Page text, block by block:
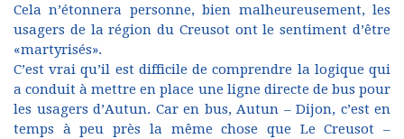
Cela n’étonnera personne, bien malheureusement, les
usagers de la région du Creusot ont le sentiment d’être
«martyrisés».
C’est vrai qu’il est difficile de comprendre la logique qui
a conduit à mettre en place une ligne directe de bus pour
les usagers d’Autun. Car en bus, Autun – Dijon, c’est en
temps à peu près la même chose que Le Creusot –